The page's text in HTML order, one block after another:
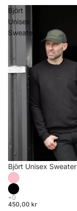
Björt
Unisex
Sweater
Björt Unisex Sweater
450,00 kr